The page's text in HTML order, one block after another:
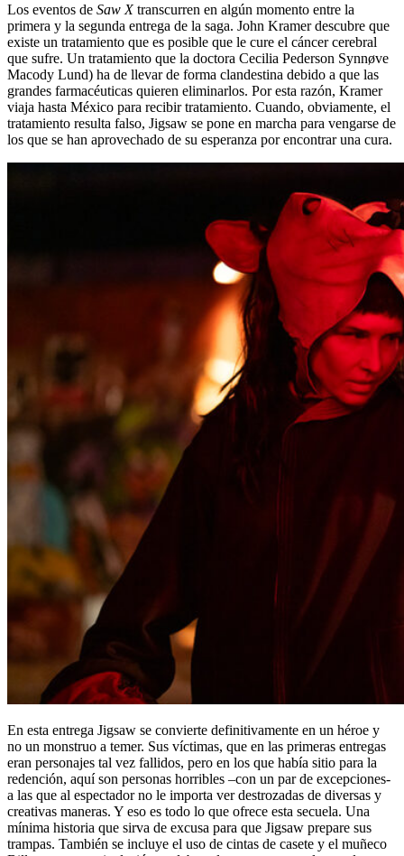
Los eventos de Saw Xtranscurren en algún momento entre la
primera y la segunda entrega de la saga. John Kramer descubre que
existe un tratamiento que es posible que le cure el cáncer cerebral
que sufre. Un tratamiento que la doctora Cecilia Pederson Synnøve
Macody Lund) ha de llevar de forma clandestina debido a que las
grandes farmacéuticas quieren eliminarlos. Por esta razón, Kramer
viaja hasta México para recibir tratamiento. Cuando, obviamente, el
tratamiento resulta falso, Jigsaw se pone en marcha para vengarse de
los que se han aprovechado de su esperanza por encontrar una cura.
En esta entrega Jigsaw se convierte definitivamente en un héroe y
no un monstruo a temer. Sus víctimas, que en las primeras entregas
eran personajes tal vez fallidos, pero en los que había sitio para la
redención, aquí son personas horribles –con un par de excepciones-
a las que al espectador no le importa ver destrozadas de diversas y
creativas maneras. Y eso es todo lo que ofrece esta secuela. Una
mínima historia que sirva de excusa para que Jigsaw prepare sus
trampas. También se incluye el uso de cintas de casete y el muñeco